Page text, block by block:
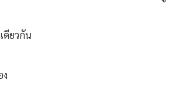
ดียวกัน